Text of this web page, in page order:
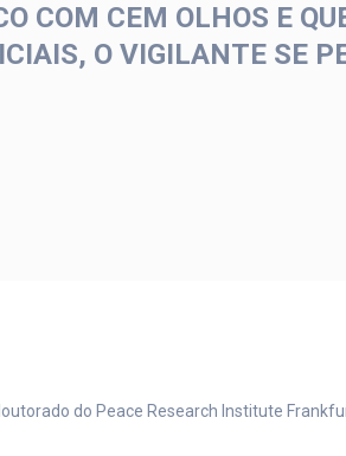
COM CEM OLHOS E
O VIGILANTE SE
do Peace Research Institute